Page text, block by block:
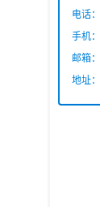
电话：
手机：
邮箱：
地址：